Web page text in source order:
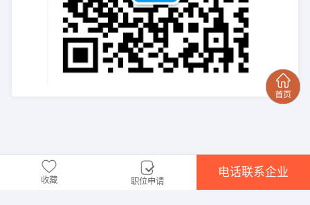
收藏 职位申请
电话联系企业